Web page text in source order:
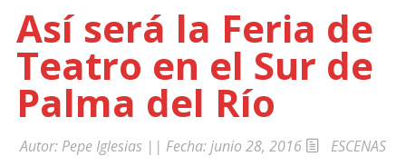
Así será la Feria de
Teatro en el Sur de
Palma del Río
Autor: Pepe Iglesias || Fecha:junio 28, 2016 ESCENAS